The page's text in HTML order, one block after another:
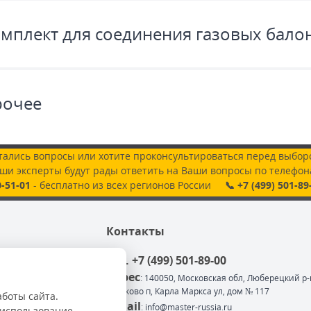
для соединения газовых
вопросы или хотите проконсультироваться перед
эксперты будут рады ответить на Ваши вопросы по
51-01 - бесплатно из всех регионов России 📞 +7 (499) 501-
Контакты
тел. +7 (499) 501-89-00
Адрес: 140050, Московская обл, Люберецкий
Красково п, Карла Маркса ул, дом № 117
e-mail: info@master-russia.ru
сайта.